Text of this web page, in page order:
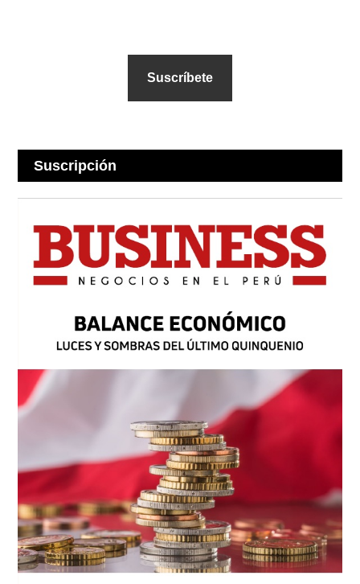
Suscríbete
Suscripción